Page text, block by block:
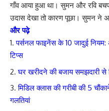
गाँव आया हुआ था। सुमन और रवि
उदास देखा तो कारण पूछा। सुमन ने
और पढ़े
पर्सनल फाइनेंस के 10 जादुई
टिप्स
घर खरीदने की बजाय समझदारी से
मिडिल क्लास की गरीबी की 5
गलतियां